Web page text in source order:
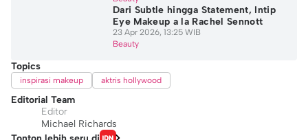
Dari Subtle hingga Statement, Intip
Eye Makeup a la Rachel Sennott
23 Apr 2026, 13:25 WIB
Beauty
Topics
inspirasi makeup aktris hollywood
Editorial Team
Editor
Michael Richards